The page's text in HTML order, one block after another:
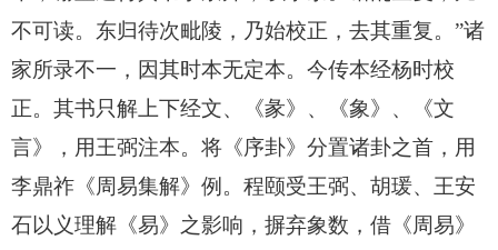
不可读。东归待次毗陵，乃始校正，去其重复。”诸
家所录不一，因其时本无定本。今传本经杨时校
正。其书只解上下经文、《彖》、《象》、《文
言》，用王弼注本。将《序卦》分置诸卦之首，用
李鼎祚《周易集解》例。程颐受王弼、胡瑗、王安
石以义理解《易》之影响，摒弃象数，借《周易》